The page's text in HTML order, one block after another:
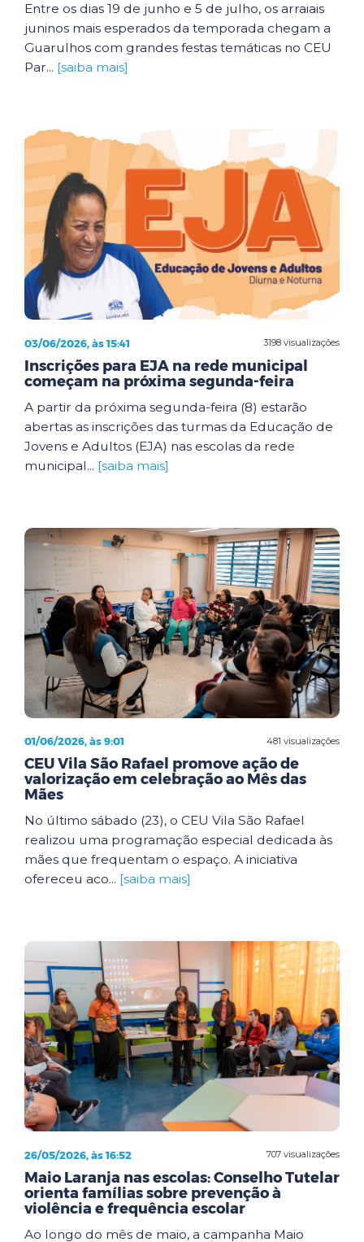
Entre os dias 19 de junho e 5 de julho, os arraiais
juninos mais esperados da temporada chegam a
Guarulhos com grandes festas temáticas no CEU
Par... [saiba mais]
3198 visualizações
03/06/2026, às 15:41
Inscrições para EJA na rede municipal
começam na próxima segunda-feira
A partir da próxima segunda-feira (8) estarão
abertas as inscrições das turmas da Educação de
Jovens e Adultos (EJA) nas escolas da rede
municipal... [saiba mais]
481 visualizações
01/06/2026, às 9:01
CEU Vila São Rafael promove ação de
valorização em celebração ao Mês das
Mães
No último sábado (23), o CEU Vila São Rafael
realizou uma programação especial dedicada às
mães que frequentam o espaço. A iniciativa
ofereceu aco... [saiba mais]
707 visualizações
26/05/2026, às 16:52
Maio Laranja nas escolas: Conselho Tutelar
orienta famílias sobre prevenção à
violência e frequência escolar
Ao longo do mês de maio, a campanha Maio